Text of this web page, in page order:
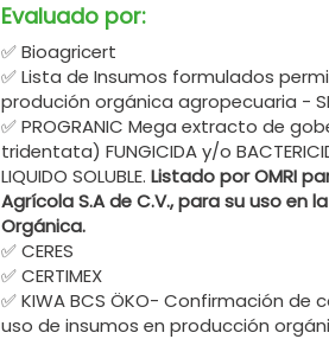
Evaluado por:
✅ Bioagricert
✅ Lista de Insumos formulados
produción orgánica agropecuaria -
✅ PROGRANIC Mega extracto de
tridentata) FUNGICIDA y/o
LIQUIDO SOLUBLE. Listado por OMRI
Agrícola S.A de C.V., para su uso en
Orgánica.
✅ CERES
✅ CERTIMEX
✅ KIWA BCS ÖKO- Confirmación de
uso de insumos en producción